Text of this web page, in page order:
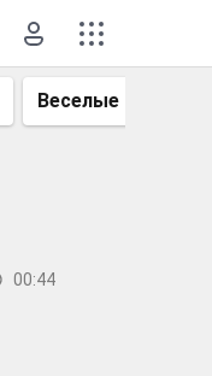
Веселые
00:44